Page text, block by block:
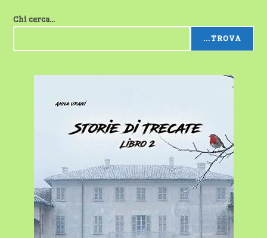
Chi cerca...
...TROVA